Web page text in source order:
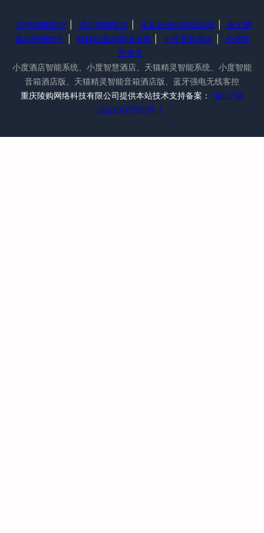
涂鸦智能客控 酒店智能客控 蓝客云酒店管理系统
金天鹅
酒店管理软件
别样红酒店管理系统 小度智慧酒店
天猫智
慧酒店
小度酒店智能系统、小度智慧酒店、天猫精灵智能系统、小度智能
音箱酒店版、天猫精灵智能音箱酒店版、蓝牙强电无线客控
重庆陵购网络科技有限公司提供本站技术支持备案：
渝ICP备
2021007165号-1